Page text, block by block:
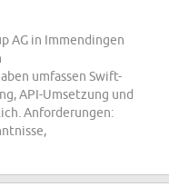
AG in Immendingen
umfassen Swift-
API-Umsetzung und
Anforderungen: